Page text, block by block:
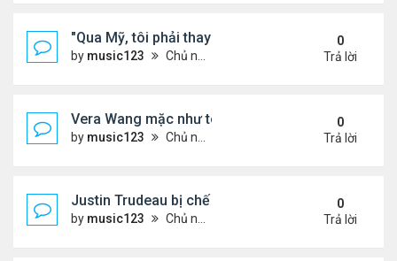
"Qua Mỹ, tôi phải thay đổi"
by music123 Chủ nhật Tháng 7 12, 2026 4:16 pm
0
Trả lời
Vera Wang mặc như teen girl dự Tuần lễ Thời
by music123 Chủ nhật Tháng 7 12, 2026 4:12 pm
0
Trả lời
Justin Trudeau bị chế giễu khi nhảy trong video ...
by music123 Chủ nhật Tháng 7 12, 2026 4:04 pm
0
Trả lời